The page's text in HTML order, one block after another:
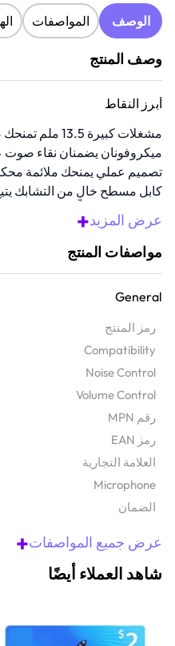
الوصف المواصفات
وصف المنتج
أبرز النقاط
مشغلات كبيرة 13.5 ملم تمنحك صوتاً قوياً
ميكروفونان يضمنان نقاء صوت
تصميم عملي يمنحك ملائمة
كابل مسطح خالٍ من التشابك
منفذ عالمي 3.5 ملم يدعم جميع الأجهزة
استمتع بصوت واضح أثناء اللعب مع
وهي توفر صوتًا بمستوى البطولات
المنصات. بفضل مقاسات سماعات
والكابل المسطح الخالي من
خلال اللعب على وحدات التحكم
عرض المزيد+
مواصفات المنتج
General
رمز المنتج
Compatibility
Noise Control
Volume Control
رقم MPN
رمز EAN
‫العلامة التجارية
Microphone
الضمان‬
عرض جميع المواصفات+
شاهد العملاء أيضًا